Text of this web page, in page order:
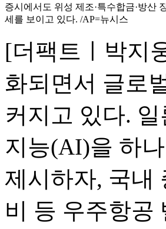
증시에서도 위성 제조·특수합금·방산
세를 보이고 있다. /AP=뉴시스
[더팩트ㅣ박지
화되면서 글로
커지고 있다.
지능(AI)을 하
제시하자, 국내
비 등 우주항공